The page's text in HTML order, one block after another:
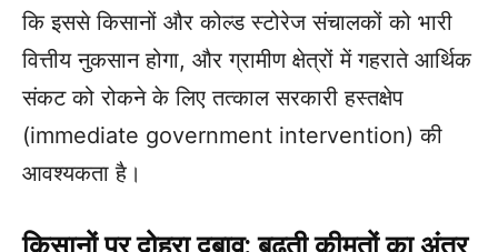
कि इससे किसानों और कोल्ड स्टोरेज संचालकों को भारी
वित्तीय नुकसान होगा, और ग्रामीण क्षेत्रों में गहराते आर्थिक
संकट को रोकने के लिए तत्काल सरकारी हस्तक्षेप
(immediate government intervention) की
आवश्यकता है।